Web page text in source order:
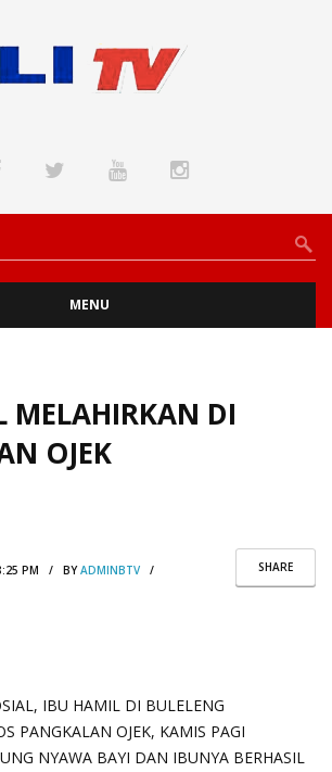
MENU
MELAHIRKAN DI
OJEK
SHARE
PM / BYADMINBTV /
IBU HAMIL DI BULELENG
PANGKALAN OJEK, KAMIS PAGI
NYAWA BAYI DAN IBUNYA BERHASIL